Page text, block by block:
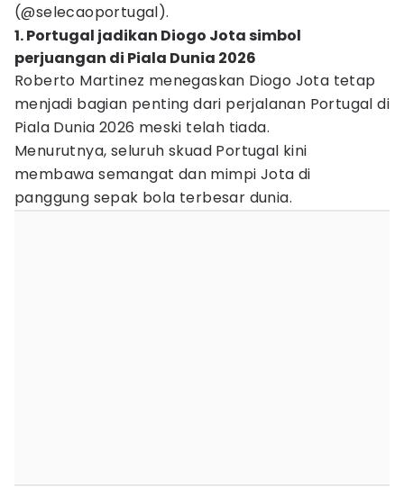
(@selecaoportugal).
1. Portugal jadikan Diogo Jota simbol
perjuangan di Piala Dunia 2026
Roberto Martinez menegaskan Diogo Jota tetap
menjadi bagian penting dari perjalanan Portugal di
Piala Dunia 2026 meski telah tiada.
Menurutnya, seluruh skuad Portugal kini
membawa semangat dan mimpi Jota di
panggung sepak bola terbesar dunia.